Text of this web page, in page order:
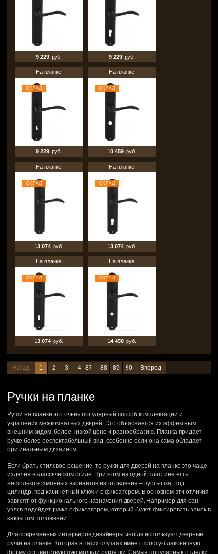
9 229 руб. 9 229 руб.
На планке
СКЛАД
9 229 руб.
На планке
СКЛАД
10 459 руб.
На планке
СКЛАД
13 074 руб.
На планке
СКЛАД
13 074 руб.
На планке
СКЛАД
13 074 руб.
На планке
СКЛАД
14 458 руб.
Назад 1 2 3 4 - 87 88 89 90 Вперед
Ручки на планке
Ручки на планке это очень популярный способ комплектации и
украшения межкомнатных дверей. Это объясняется их эффектным
внешним видом, более низкой цене и разнообразию. Планка придает
ручке более респектабельный вид, особенно если она сама обладает
оригинальным дизайном.
Если брать стилевое решение, то ручки для дверей на планке это чаще
изделия в классическом стиле. При этом на одной пластине есть
несколько возможных вариантов изготовления – пустышка, под
цилиндр, под кабинетный ключ и с фиксатором. В основном эти отличия
зависят от функционального назначения дверей. Например для сан-
узлов подойдет ручка с фиксатором, который будет фиксировать замок в
закрытом положении.
Для современных интерьеров дизайнеры иногда используют дверные
ручки на планке. Которая в таких случаях имеет простую лаконичную
форму соответствующую модели рукоятки. Самые популярные отделки